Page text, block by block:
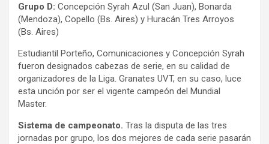
Grupo D: Concepción Syrah Azul (San Juan), Bonarda
(Mendoza), Copello (Bs. Aires) y Huracán Tres Arroyos
(Bs. Aires)
Estudiantil Porteño, Comunicaciones y Concepción Syrah
fueron designados cabezas de serie, en su calidad de
organizadores de la Liga. Granates UVT, en su caso, luce
esta unción por ser el vigente campeón del Mundial
Master.
Sistema de campeonato. Tras la disputa de las tres
jornadas por grupo, los dos mejores de cada serie pasarán